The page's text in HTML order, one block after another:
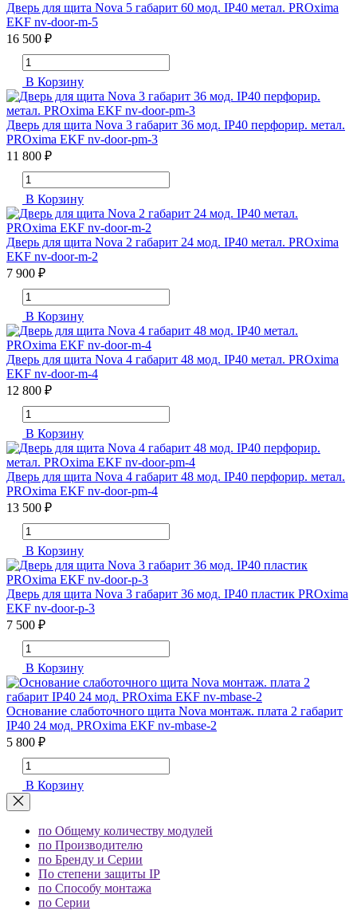
Дверь для щита Nova 5 габарит 60 мод. IP40 метал. PROxima
EKF nv-door-m-5
16 500 ₽
В Корзину
Дверь для щита Nova 3 габарит 36 мод. IP40 перфорир. метал.
PROxima EKF nv-door-pm-3
11 800 ₽
В Корзину
Дверь для щита Nova 2 габарит 24 мод. IP40 метал. PROxima
EKF nv-door-m-2
7 900 ₽
В Корзину
Дверь для щита Nova 4 габарит 48 мод. IP40 метал. PROxima
EKF nv-door-m-4
12 800 ₽
В Корзину
Дверь для щита Nova 4 габарит 48 мод. IP40 перфорир. метал.
PROxima EKF nv-door-pm-4
13 500 ₽
В Корзину
Дверь для щита Nova 3 габарит 36 мод. IP40 пластик PROxima
EKF nv-door-p-3
7 500 ₽
В Корзину
Основание слаботочного щита Nova монтаж. плата 2 габарит
IP40 24 мод. PROxima EKF nv-mbase-2
5 800 ₽
В Корзину
по Общему количеству модулей
по Производителю
по Бренду и Серии
По степени защиты IP
по Способу монтажа
по Серии